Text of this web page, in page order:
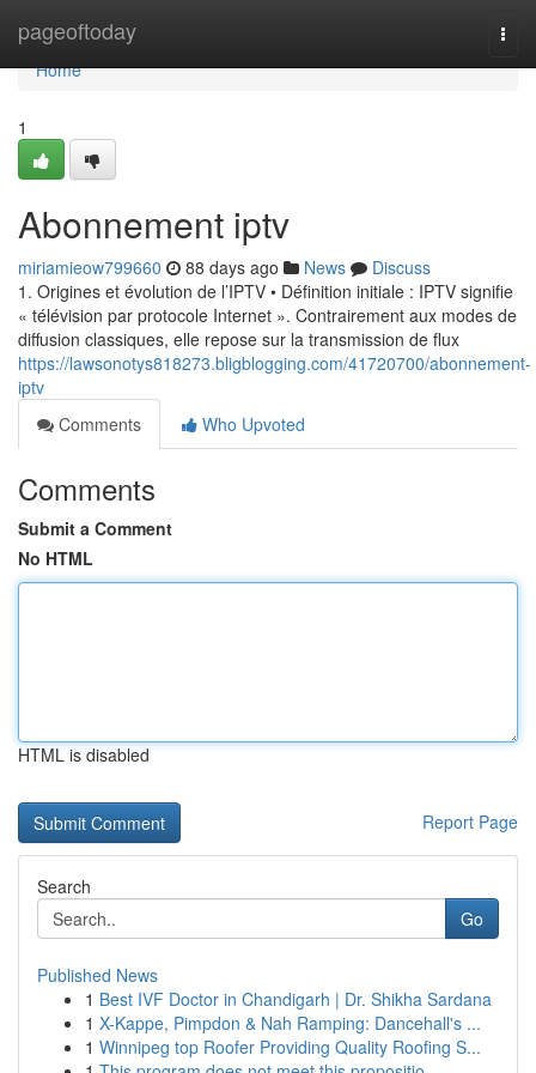
pageoftoday
Home
Home
1
Abonnement iptv
miriamieow799660 88 days ago News
Discuss
1. Origines et évolution de l’IPTV • Définition initiale : IPTV signifie
« télévision par protocole Internet ». Contrairement aux modes de
diffusion classiques, elle repose sur la transmission de flux
https://lawsonotys818273.bligblogging.com/41720700/abonnement-
iptv
Comments
Who Upvoted
Comments
Submit a Comment
No HTML
HTML is disabled
Report Page
Search
Go
Published News
1 Best IVF Doctor in Chandigarh | Dr. Shikha Sardana
1 X-Kappe, Pimpdon & Nah Ramping: Dancehall's ...
1 Winnipeg top Roofer Providing Quality Roofing S...